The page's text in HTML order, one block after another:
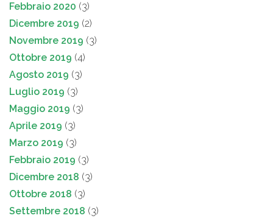
Febbraio 2020 (3)
Dicembre 2019 (2)
Novembre 2019 (3)
Ottobre 2019 (4)
Agosto 2019 (3)
Luglio 2019 (3)
Maggio 2019 (3)
Aprile 2019 (3)
Marzo 2019 (3)
Febbraio 2019 (3)
Dicembre 2018 (3)
Ottobre 2018 (3)
Settembre 2018 (3)